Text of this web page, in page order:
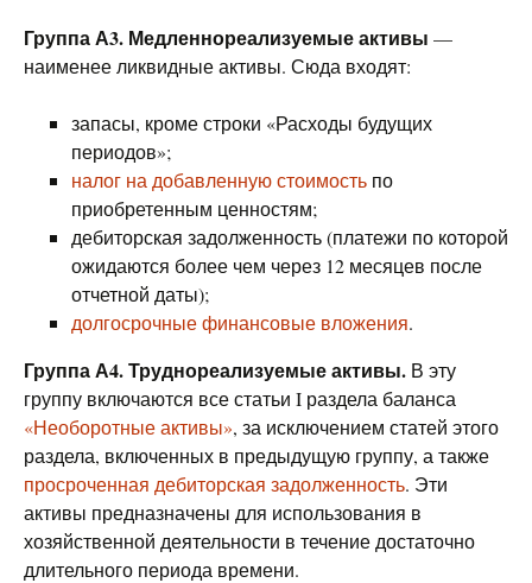
Группа А3. Медленнореализуемые активы —
наименее ликвидные активы. Сюда входят:
запасы, кроме строки «Расходы будущих
периодов»;
налог на добавленную стоимость по
приобретенным ценностям;
дебиторская задолженность (платежи по которой
ожидаются более чем через 12 месяцев после
отчетной даты);
долгосрочные финансовые вложения.
Группа А4. Труднореализуемые активы. В эту
группу включаются все статьи I раздела баланса
«Необоротные активы», за исключением статей этого
раздела, включенных в предыдущую группу, а также
просроченная дебиторская задолженность. Эти
активы предназначены для использования в
хозяйственной деятельности в течение достаточно
длительного периода времени.